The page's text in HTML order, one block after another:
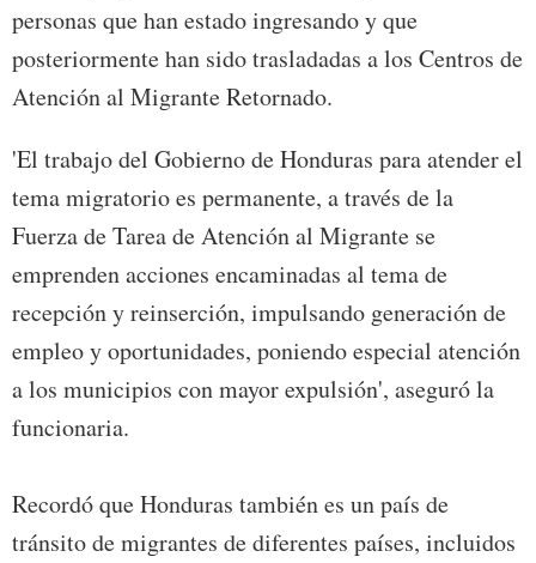
personas que han estado ingresando y que
posteriormente han sido trasladadas a los Centros de
Atención al Migrante Retornado.
'El trabajo del Gobierno de Honduras para atender el
tema migratorio es permanente, a través de la
Fuerza de Tarea de Atención al Migrante se
emprenden acciones encaminadas al tema de
recepción y reinserción, impulsando generación de
empleo y oportunidades, poniendo especial atención
a los municipios con mayor expulsión', aseguró la
funcionaria.
Recordó que Honduras también es un país de
tránsito de migrantes de diferentes países, incluidos